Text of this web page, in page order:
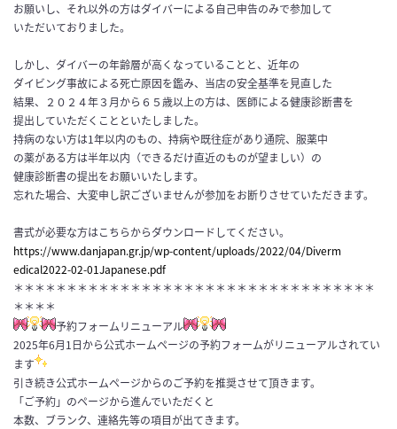
お願いし、それ以外の方はダイバーによる自己申告のみで参加して
いただいておりました。
しかし、 ダイバーの年齢層が高くなっていることと、近年の
ダイビング事故による死亡原因を鑑み、当店の安全基準を見直した
結果、２０２４年３月から６５歳以上の方は、医師による健康診断書を
提出していただくことといたしました。
持病のない方は1年以内のもの、持病や既往症があり通院、服薬中
の薬がある方は半年以内（できるだけ直近のものが望ましい）の
健康診断書の提出をお願いいたします。
忘れた場合、大変申し訳ございませんが参加をお断りさせていただきます。
書式が必要な方はこちらからダウンロードしてください。
https://www.danjapan.gr.jp/wp-content/uploads/2022/04/Diverm
edical2022-02-01Japanese.pdf
＊＊＊＊＊＊＊＊＊＊＊＊＊＊＊＊＊＊＊＊＊＊＊＊＊＊＊＊＊＊＊＊＊＊
＊＊＊＊
予約フォームリニューアル
2025年6月1日から公式ホームページの予約フォームがリニューアルされてい
ます
引き続き公式ホームページからのご予約を推奨させて頂きます。
「ご予約」のページから進んでいただくと
本数、ブランク、連絡先等の項目が出てきます。